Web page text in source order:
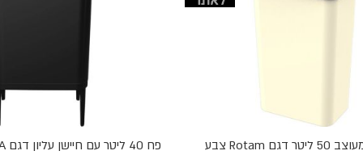
פח אוטומטי מעוצב 50 ליטר דגם Rotam צבע
פח 40 ליטר עם חיישן עליון דגם OLA צבע שחור